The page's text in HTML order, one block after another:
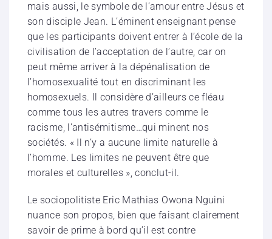
mais aussi, le symbole de l’amour entre Jésus et
son disciple Jean. L’éminent enseignant pense
que les participants doivent entrer à l’école de la
civilisation de l’acceptation de l’autre, car on
peut même arriver à la dépénalisation de
l’homosexualité tout en discriminant les
homosexuels. Il considère d’ailleurs ce fléau
comme tous les autres travers comme le
racisme, l’antisémitisme…qui minent nos
sociétés. « Il n’y a aucune limite naturelle à
l’homme. Les limites ne peuvent être que
morales et culturelles », conclut-il.
Le sociopolitiste Eric Mathias Owona Nguini
nuance son propos, bien que faisant clairement
savoir de prime à bord qu’il est contre